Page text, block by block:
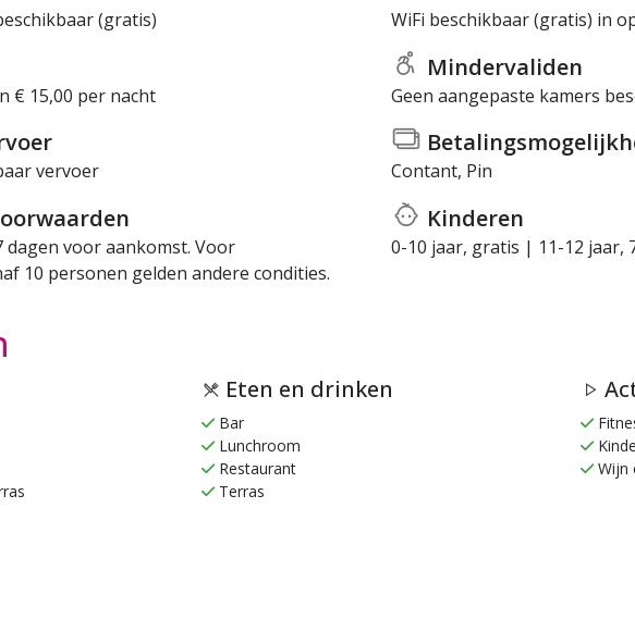
(gratis) WiFi beschikbaar (gratis) in
€ 15,00 per nacht
Mindervaliden
Geen aangepaste kamers
vervoer Contant, Pin
voor aankomst. Voor
10 personen gelden andere condities.
Kinderen
0-10 jaar, gratis | 11-12 jaar,
Eten en drinken
Bar
Lunchroom
Restaurant
Terras
Wijn